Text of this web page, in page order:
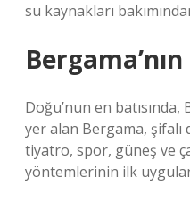
su kaynakları
Doğu’nun en batısında,
yer alan Bergama, şifalı
tiyatro, spor, güneş ve
yöntemlerinin ilk